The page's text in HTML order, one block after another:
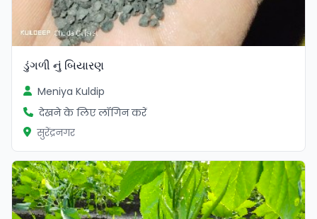
ડુંગળી નું બિયારણ
Meniya Kuldip
देखने के लिए लॉगिन करें
सुरेंद्रनगर